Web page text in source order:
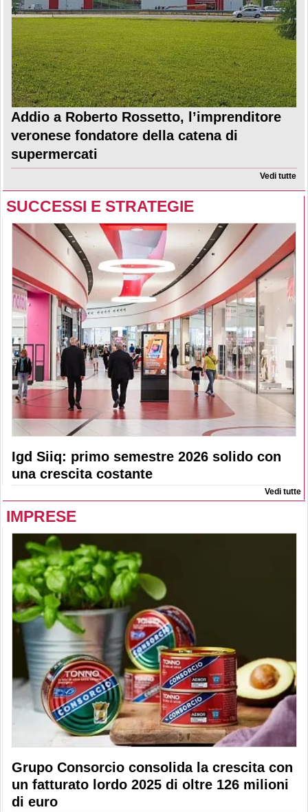
Addio a Roberto Rossetto, l’imprenditore
veronese fondatore della catena di
supermercati
Vedi tutte
SUCCESSI E STRATEGIE
Igd Siiq: primo semestre 2026 solido con
una crescita costante
Vedi tutte
IMPRESE
Grupo Consorcio consolida la crescita con
un fatturato lordo 2025 di oltre 126 milioni
di euro